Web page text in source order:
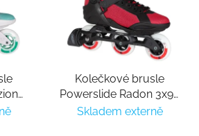
Kolečkové brusle
Powerslide Radon 3x90
Men
Skladem externě